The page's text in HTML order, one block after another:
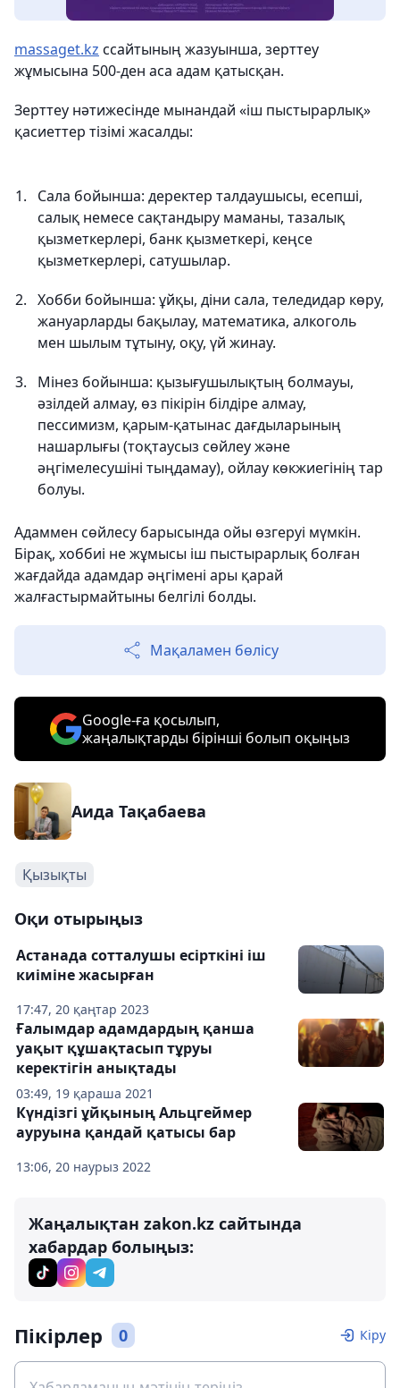
massaget.kz ссайтының жазуынша, зерттеу
жұмысына 500-ден аса адам қатысқан.
Зерттеу нәтижесінде мынандай «іш пыстырарлық»
қасиеттер тізімі жасалды:
Сала бойынша: деректер талдаушысы, есепші,
салық немесе сақтандыру маманы, тазалық
қызметкерлері, банк қызметкері, кеңсе
қызметкерлері, сатушылар.
Хобби бойынша: ұйқы, діни сала, теледидар көру,
жануарларды бақылау, математика, алкоголь
мен шылым тұтыну, оқу, үй жинау.
Мінез бойынша: қызығушылықтың болмауы,
әзілдей алмау, өз пікірін білдіре алмау,
пессимизм, қарым-қатынас дағдыларының
нашарлығы (тоқтаусыз сөйлеу және
әңгімелесушіні тыңдамау), ойлау көкжиегінің тар
болуы.
Адаммен сөйлесу барысында ойы өзгеруі мүмкін.
Бірақ, хоббиі не жұмысы іш пыстырарлық болған
жағдайда адамдар әңгімені ары қарай
жалғастырмайтыны белгілі болды.
Мақаламен бөлісу
Google-ға қосылып,
жаңалықтарды бірінші болып оқыңыз
Аида Тақабаева
Қызықты
Оқи отырыңыз
17:47, 20 қаңтар 2023
Астанада сотталушы есірткіні іш
киіміне жасырған
03:49, 19 қараша 2021
Ғалымдар адамдардың қанша
уақыт құшақтасып тұруы
керектігін анықтады
13:06, 20 наурыз 2022
Күндізгі ұйқының Альцгеймер
ауруына қандай қатысы бар
Жаңалықтан zakon.kz сайтында
хабардар болыңыз:
Пікірлер 0 Кіру